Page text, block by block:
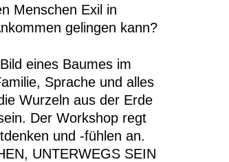
Menschen Exil in
gelingen kann?
eines Baumes im
Sprache und alles
Wurzeln aus der Erde
Der Workshop regt
und -fühlen an.
UNTERWEGS SEIN